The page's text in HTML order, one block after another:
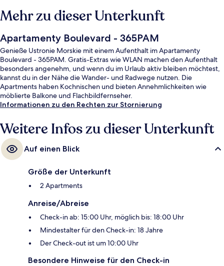
Mehr zu dieser Unterkunft
Apartamenty Boulevard - 365PAM
Genieße Ustronie Morskie mit einem Aufenthalt im Apartamenty
Boulevard - 365PAM. Gratis-Extras wie WLAN machen den Aufenthalt
besonders angenehm, und wenn du im Urlaub aktiv bleiben möchtest,
kannst du in der Nähe die Wander- und Radwege nutzen. Die
Apartments haben Kochnischen und bieten Annehmlichkeiten wie
möblierte Balkone und Flachbildfernseher.
Informationen zu den Rechten zur Stornierung
Weitere Infos zu dieser Unterkunft
Auf einen Blick
Größe der Unterkunft
2 Apartments
Anreise/Abreise
Check-in ab: 15:00 Uhr, möglich bis: 18:00 Uhr
Mindestalter für den Check-in: 18 Jahre
Der Check-out ist um 10:00 Uhr
Besondere Hinweise für den Check-in